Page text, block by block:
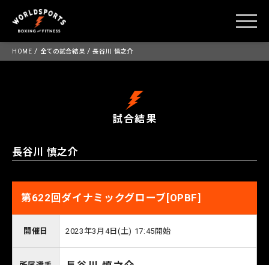
Skip
to
HOME / 全ての試合結果 /長谷川 慎之介
試合結果
長谷川 慎之介
第622回ダイナミックグローブ[OPBF]
開催日 2023年3月4日(土) 17:45開始